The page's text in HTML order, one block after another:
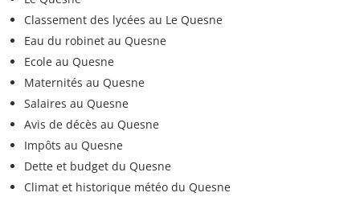
Classement des lycées au Le Quesne
Eau du robinet au Quesne
Ecole au Quesne
Maternités au Quesne
Salaires au Quesne
Avis de décès au Quesne
Impôts au Quesne
Dette et budget du Quesne
Climat et historique météo du Quesne